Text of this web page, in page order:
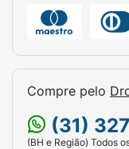
Compre pelo
(31)
(BH e Região) Todos